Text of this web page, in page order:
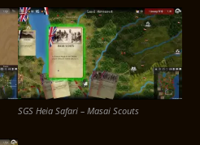
SGS Heia Safari – Masai Scouts